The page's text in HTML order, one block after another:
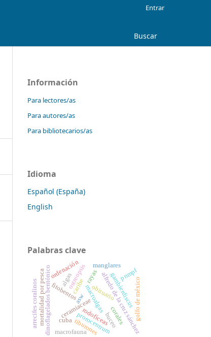
Buscar
Entrar
Información
Para lectores/as
Para autores/as
Para bibliotecarios/as
Idioma
Español (España)
English
Palabras clave
caribe
ceramiaceaemacroalgas
rodofíceas
fitobentos obituario
alfredo de la cruz sánchez
cuba
dinoflagelados bentónico gambierdiscus
ostreopsis
prorocentrum
algas
corales
pnmpf
tiburones
rayas
mortalidad por pescaordenación
asw
buceo
arrecifes coralinos
macrofauna
manglares
golfo de méxico